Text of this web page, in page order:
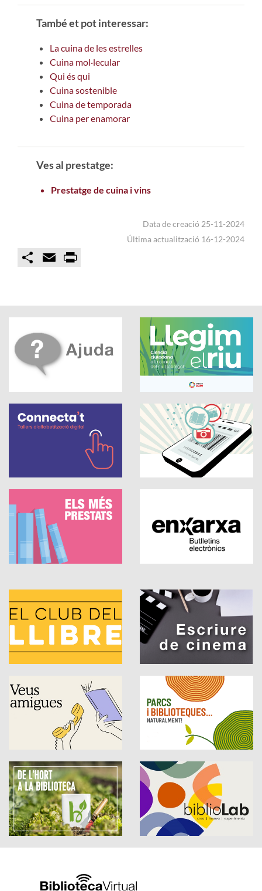
També et pot interessar:
La cuina de les estrelles
Cuina mol·lecular
Qui és qui
Cuina sostenible
Cuina de temporada
Cuina per enamorar
Ves al prestatge:
Prestatge de cuina i vins
Data de creació 25-11-2024
Última actualització 16-12-2024
C
t
i
m